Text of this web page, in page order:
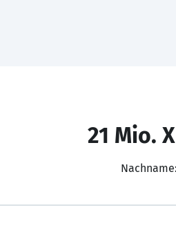
21 Mio.
Nachname: